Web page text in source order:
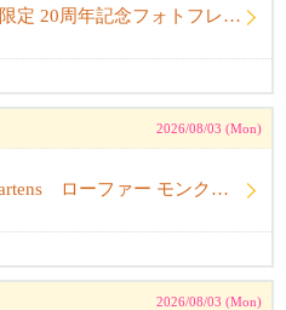
嵐 ファンクラブ会員限定 20周年記念フォトフレーム
2026/08/03 (Mon)
【東京で購入】Dr Martens ローファー モンクストラップ 黒 サイズ23.5cm〜24.0cm ドクターマーチン
2026/08/03 (Mon)